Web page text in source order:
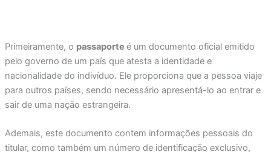
Primeiramente, o passaporte é um documento oficial emitido
pelo governo de um país que atesta a identidade e
nacionalidade do indivíduo. Ele proporciona que a pessoa viaje
para outros países, sendo necessário apresentá-lo ao entrar e
sair de uma nação estrangeira.
Ademais, este documento contem informações pessoais do
titular, como também um número de identificação exclusivo,